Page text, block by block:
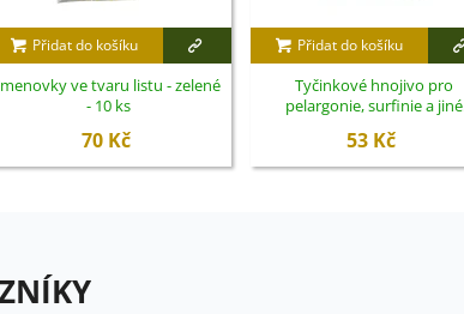
Přidat do košíku
ve tvaru listu - zelené
- 10 ks
70 Kč
Přidat do košíku
Tyčinkové hnojivo pro
pelargonie, surfinie a jiné
Garden - 48 ks
53 Kč